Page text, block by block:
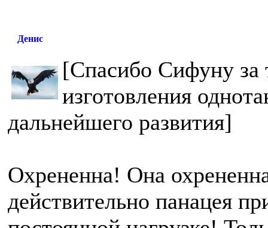
Денис
[Спасибо Сифуну за
изготовления
дальнейшего развития]
Охрененна! Она
действительно панацея